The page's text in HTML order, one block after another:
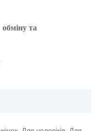
обміну та